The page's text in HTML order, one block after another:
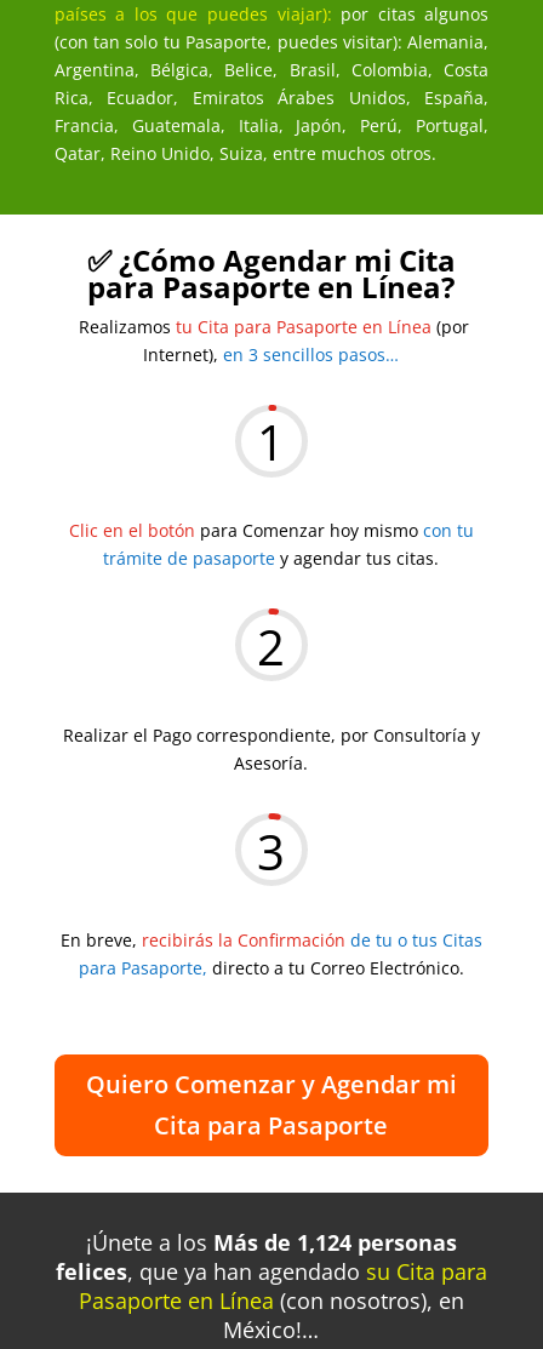
países a los que puedes viajar): por citas algunos
(con tan solo tu Pasaporte, puedes visitar): Alemania,
Argentina, Bélgica, Belice, Brasil, Colombia, Costa
Rica, Ecuador, Emiratos Árabes Unidos, España,
Francia, Guatemala, Italia, Japón, Perú, Portugal,
Qatar, Reino Unido, Suiza, entre muchos otros.
✅ ¿Cómo Agendar mi Cita
para Pasaporte en Línea?
Realizamos tu Cita para Pasaporte en Línea (por
Internet),en 3 sencillos pasos…
1
Clic en el botón para Comenzar hoy mismo con tu
trámite de pasaporte y agendar tus citas.
2
Realizar el Pago correspondiente, por Consultoría y
Asesoría.
3
En breve, recibirás la Confirmación de tu o tus Citas
para Pasaporte, directo a tu Correo Electrónico.
Quiero Comenzar y Agendar mi
Cita para Pasaporte
¡Únete a los Más de 1,124 personas
felices, que ya han agendado su Cita para
Pasaporte en Línea (con nosotros), en
México!…